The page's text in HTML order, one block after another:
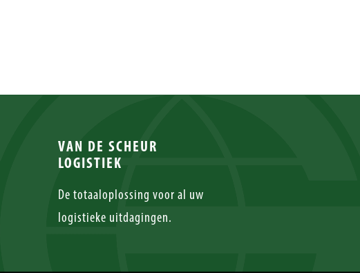
VAN DE SCHEUR
LOGISTIEK
De totaaloplossing voor al uw
logistieke uitdagingen.